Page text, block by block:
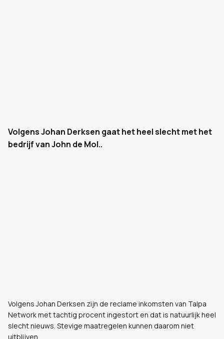
Volgens Johan Derksen gaat het heel slecht met het
bedrijf van John de Mol..
Volgens Johan Derksen zijn de reclame inkomsten van Talpa
Network met tachtig procent ingestort en dat is natuurlijk heel
slecht nieuws. Stevige maatregelen kunnen daarom niet
uitblijven.